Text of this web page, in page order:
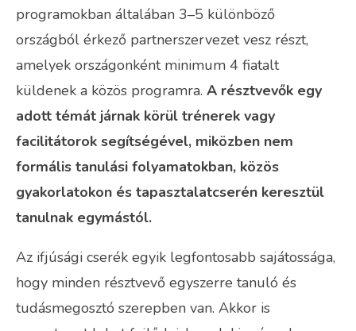
programokban általában 3–5 különböző
országból érkező partnerszervezet vesz részt,
amelyek országonként minimum 4 fiatalt
küldenek a közös programra. A résztvevők egy
adott témát járnak körül trénerek vagy
facilitátorok segítségével, miközben nem
formális tanulási folyamatokban, közös
gyakorlatokon és tapasztalatcserén keresztül
tanulnak egymástól.
Az ifjúsági cserék egyik legfontosabb sajátossága,
hogy minden résztvevő egyszerre tanuló és
tudásmegosztó szerepben van. Akkor is